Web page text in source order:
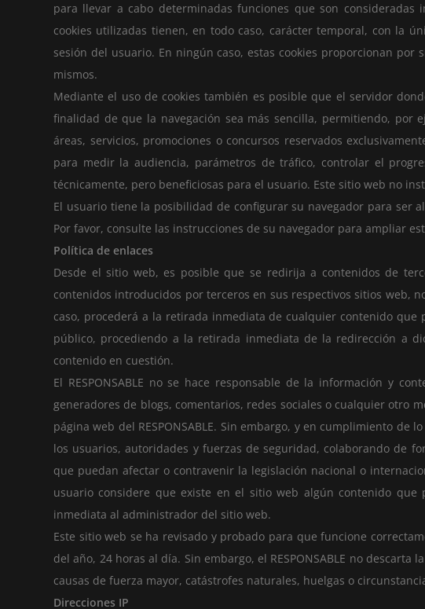
para llevar a cabo determinadas funciones que son
cookies utilizadas tienen, en todo caso, carácter temporal, con la
sesión del usuario. En ningún caso, estas cookies proporcionan
mismos.
Mediante el uso de cookies también es posible que el servidor
finalidad de que la navegación sea más sencilla, permitiendo, por
áreas, servicios, promociones o concursos reservados
para medir la audiencia, parámetros de tráfico, controlar el
técnicamente, pero beneficiosas para el usuario. Este sitio web no
El usuario tiene la posibilidad de configurar su navegador para ser
Por favor, consulte las instrucciones de su navegador para ampliar
Política de enlaces
Desde el sitio web, es posible que se redirija a contenidos de
contenidos introducidos por terceros en sus respectivos sitios web,
caso, procederá a la retirada inmediata de cualquier contenido
público, procediendo a la retirada inmediata de la redirección a
contenido en cuestión.
El RESPONSABLE no se hace responsable de la información y
generadores de blogs, comentarios, redes sociales o cualquier otro
página web del RESPONSABLE. Sin embargo, y en cumplimiento de
los usuarios, autoridades y fuerzas de seguridad, colaborando de
que puedan afectar o contravenir la legislación nacional o
usuario considere que existe en el sitio web algún contenido
inmediata al administrador del sitio web.
Este sitio web se ha revisado y probado para que funcione
del año, 24 horas al día. Sin embargo, el RESPONSABLE no
causas de fuerza mayor, catástrofes naturales, huelgas o
Direcciones IP